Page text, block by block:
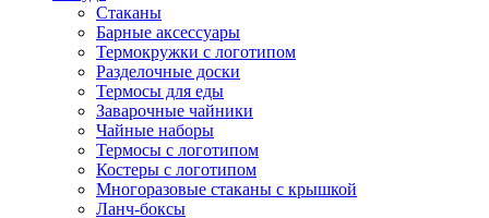
Стаканы
Барные аксессуары
Термокружки с логотипом
Разделочные доски
Термосы для еды
Заварочные чайники
Чайные наборы
Термосы с логотипом
Костеры с логотипом
Многоразовые стаканы с крышкой
Ланч-боксы